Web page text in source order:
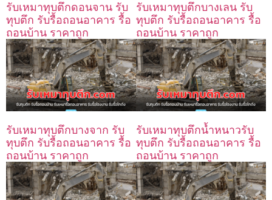
รับเหมาทุบตึกดอนจาน รับ
ทุบตึก รับรื้อถอนอาคาร รื้อ
ถอนบ้าน ราคาถูก
รับเหมาทุบตึกบางเลน รับ
ทุบตึก รับรื้อถอนอาคาร รื้อ
ถอนบ้าน ราคาถูก
รับเหมาทุบตึกบางจาก รับ
ทุบตึก รับรื้อถอนอาคาร รื้อ
ถอนบ้าน ราคาถูก
รับเหมาทุบตึกน้ำหนาวรับ
ทุบตึก รับรื้อถอนอาคาร รื้อ
ถอนบ้าน ราคาถูก